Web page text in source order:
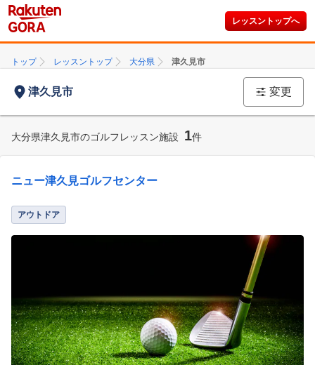
レッスントップへ
トップ レッスントップ 大分県 津久見市
津久見市 変更
大分県津久見市のゴルフレッスン施設 1件
ニュー津久見ゴルフセンター
アウトドア